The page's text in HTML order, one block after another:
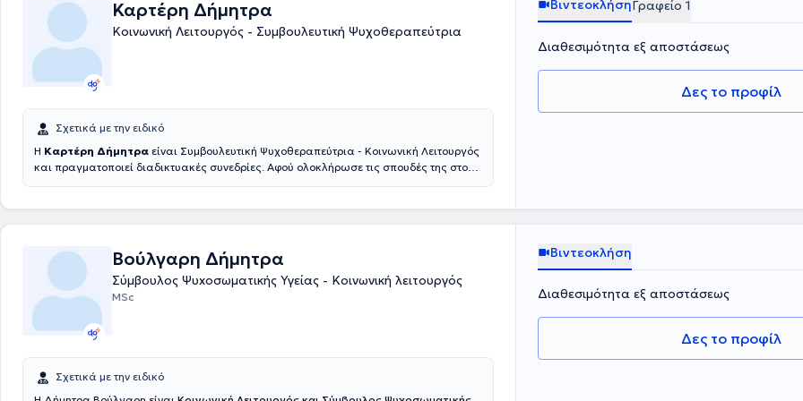
Καρτέρη Δήμητρα
Κοινωνική Λειτουργός - Συμβουλευτική Ψυχοθεραπεύτρια
Σχετικά με την ειδικό
Η Καρτέρη Δήμητρα είναι Συμβουλευτική Ψυχοθεραπεύτρια - Κοινωνική Λειτουργός
και πραγματοποιεί διαδικτυακές συνεδρίες. Αφού ολοκλήρωσε τις σπουδές της στο
ολοκληρώσει το πρόγραμμα του Ψυχιατρικού Νοσοκομείου Αττικής (ΨΝΑ) του 18 ΑΝΩ
με θέμα "Θεραπευτική Αντιμετώπιση των Εξαρτήσεων", καθώς έχει ολοκληρώσει και
την πρακτική της άσκηση στο τμήμα επανένταξης γυναικών και μητέρων του 18 ΑΝΩ.
Επιπρόσθετα, εργάζεται σε Ξενώνα Ψυχοκοινωνικής Αποκατάστασης ατόμων που
αντιμετωπίζουν χρόνια προβλήματα ψυχικής υγείας και πραγματοποιεί ομάδες
συγγενών - φροντιστών ατόμων με προβλήματα ψυχικής υγείας, συμβουλευτικού και
ψυχοεκπαιδευτικού περιεχομένου, ενώ παράλληλα, σπουδάζει ψυχολογία στο
University of Essex. Τέλος, έχει συμμετάσχει σε προγράμματα που αφορούν τον
Επαγγελματικό Προσανατολισμό και το Πρόγραμμα Εκπαίδευσης Εκπαιδευτών
Ενηλίκων και ασκεί Συμβουλευτική.
ΒιντεοκλήσηΓραφείο 1
Διαθεσιμότητα εξ αποστάσεως
Δες το προφίλ
Βούλγαρη Δήμητρα
Σύμβουλος Ψυxoσωματικής Υγείας - Κοινωνική λειτουργός
MSc
Σχετικά με την ειδικό
Βιντεοκλήση
Διαθεσιμότητα εξ αποστάσεως
Δες το προφίλ